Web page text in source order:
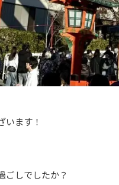
います！
ごしでしたか？